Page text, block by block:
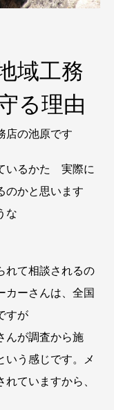
域工務
る理由
店の池原です
いるかた 実際に
のかと思います
な
れて相談されるの
ーさんは、全国
すが
んが調査から施
いう感じです。メ
ていますから、